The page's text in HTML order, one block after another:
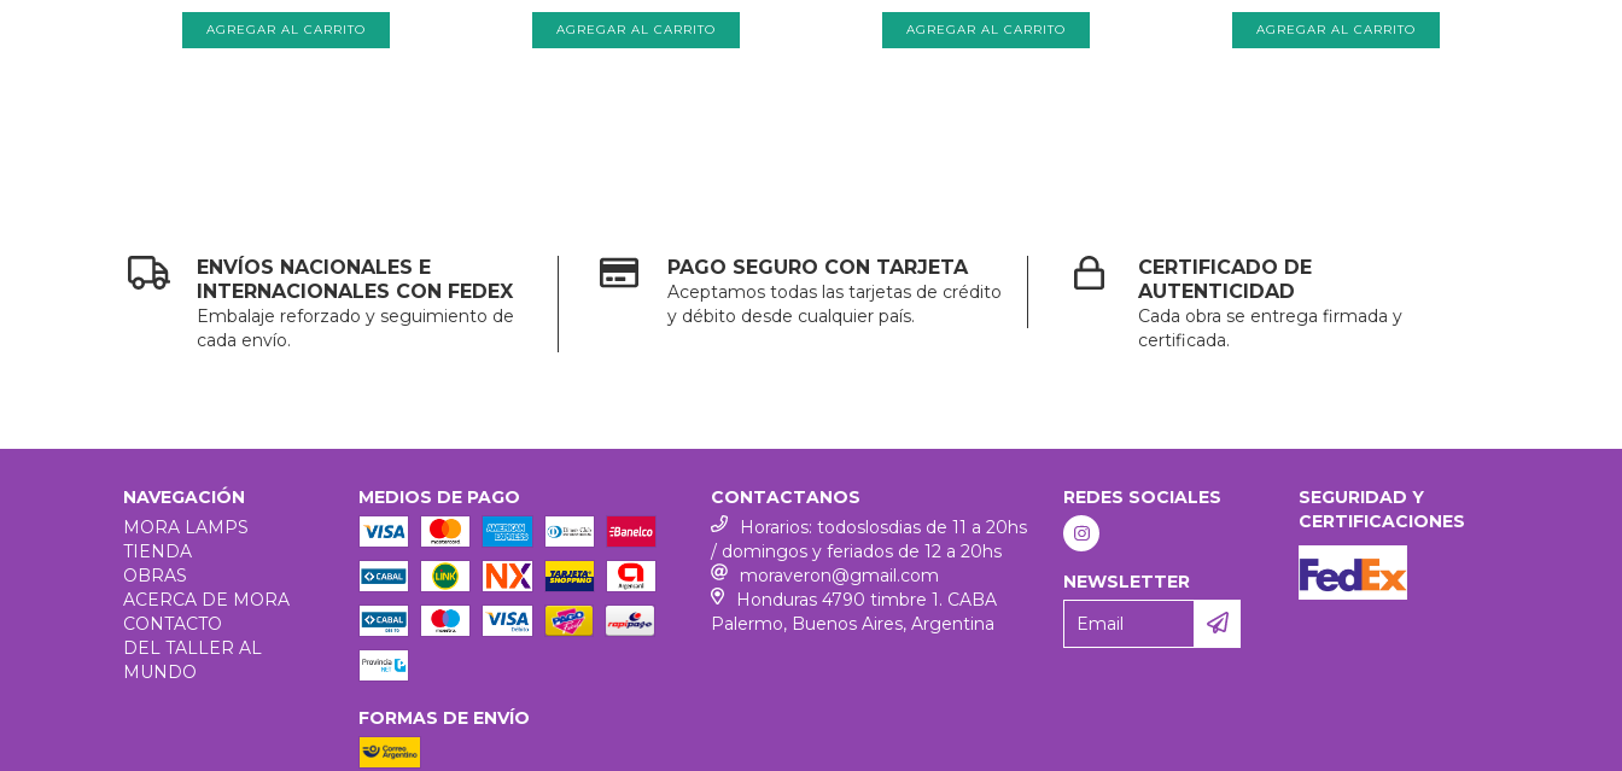
ENVÍOS NACIONALES E
INTERNACIONALES CON FEDEX
Embalaje reforzado y seguimiento de
cada envío.
PAGO SEGURO CON TARJETA
Aceptamos todas las tarjetas de crédito
y débito desde cualquier país.
CERTIFICADO DE
AUTENTICIDAD
Cada obra se entrega firmada y
certificada.
NAVEGACIÓN
MORA LAMPS
TIENDA
OBRAS
ACERCA DE MORA
CONTACTO
DEL TALLER AL
MUNDO
MEDIOS DE PAGO
FORMAS DE ENVÍO
CONTACTANOS
Horarios: todoslosdias de 11 a 20hs
/ domingos y feriados de 12 a 20hs
moraveron@gmail.com
Honduras 4790 timbre 1. CABA
Palermo, Buenos Aires, Argentina
REDES SOCIALES
NEWSLETTER
SEGURIDAD Y
CERTIFICACIONES